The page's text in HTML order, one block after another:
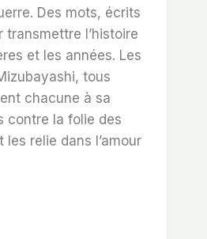
Des mots, écrits
transmettre l’histoire
et les années. Les
tous
chacune à sa
contre la folie des
relie dans l’amour